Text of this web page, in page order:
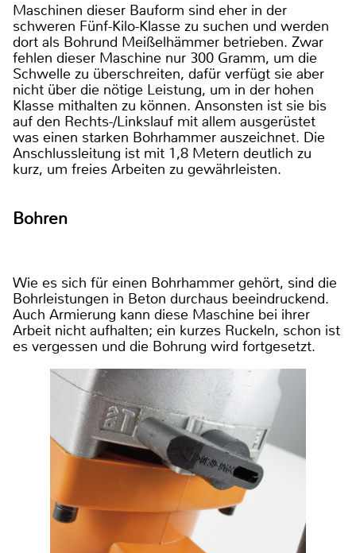
Maschinen dieser Bauform sind eher in der
schweren Fünf-Kilo-Klasse zu suchen und werden
dort als Bohrund Meißelhämmer betrieben. Zwar
fehlen dieser Maschine nur 300 Gramm, um die
Schwelle zu überschreiten, dafür verfügt sie aber
nicht über die nötige Leistung, um in der hohen
Klasse mithalten zu können. Ansonsten ist sie bis
auf den Rechts-/Linkslauf mit allem ausgerüstet
was einen starken Bohrhammer auszeichnet. Die
Anschlussleitung ist mit 1,8 Metern deutlich zu
kurz, um freies Arbeiten zu gewährleisten.
Bohren
Wie es sich für einen Bohrhammer gehört, sind die
Bohrleistungen in Beton durchaus beeindruckend.
Auch Armierung kann diese Maschine bei ihrer
Arbeit nicht aufhalten; ein kurzes Ruckeln, schon ist
es vergessen und die Bohrung wird fortgesetzt.